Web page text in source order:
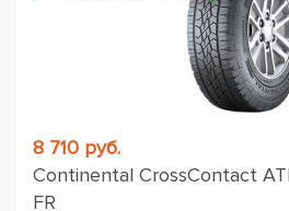
8 710 руб.
Continental CrossContact
FR